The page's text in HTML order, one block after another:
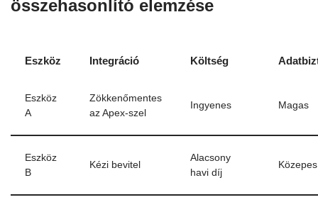
összehasonlító elemzése
Eszköz Integráció Költség
Eszköz
A
Zökkenőmentes
az Apex-szel
Ingyenes Magas
Eszköz
B
Kézi bevitel
Alacsony
havi díj
Közepes